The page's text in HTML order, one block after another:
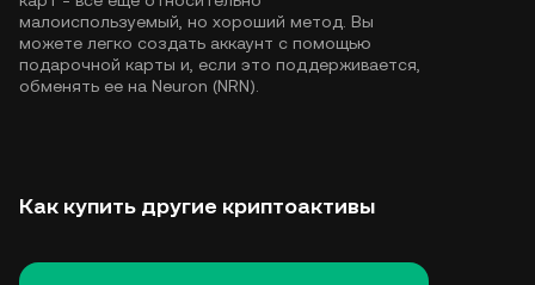
малоиспользуемый, но хороший метод. Вы
можете легко создать аккаунт с помощью
подарочной карты и, если это поддерживается,
обменять ее на Neuron (NRN).
Как купить другие криптоактивы